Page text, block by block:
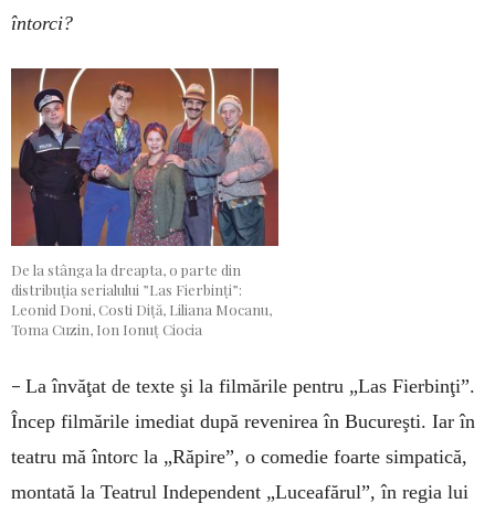
întorci?
De la stânga la dreapta, o parte din
distribuția serialului ”Las Fierbinți”:
Leonid Doni, Costi Diță, Liliana Mocanu,
Toma Cuzin, Ion Ionuț Ciocia
– La învăţat de texte şi la filmările pentru „Las Fierbinţi”.
Încep filmările imediat după revenirea în Bucureşti. Iar în
teatru mă întorc la „Răpire”, o comedie foarte simpatică,
montată la Teatrul Independent „Luceafărul”, în regia lui